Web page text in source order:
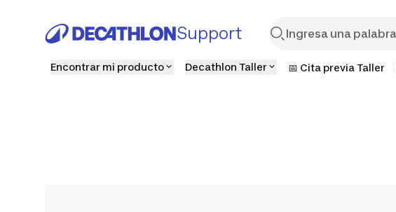
Support
Encontrar mi producto Decathlon Taller 📅 Cita previa Taller